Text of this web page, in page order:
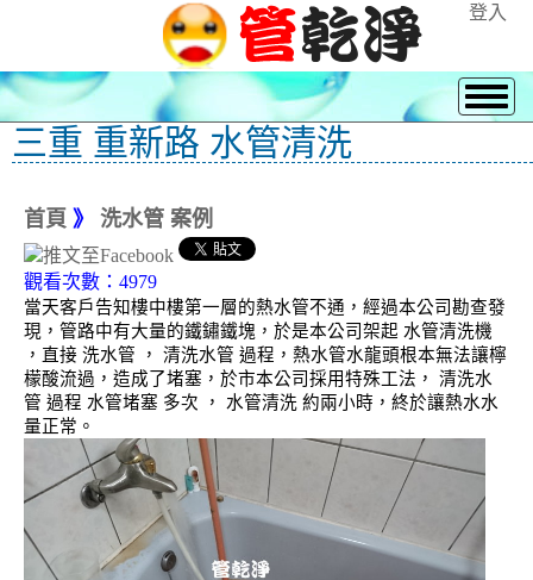
登入
三重 重新路 水管清洗
首頁 》 洗水管 案例
觀看次數：4979
當天客戶告知樓中樓第一層的熱水管不通，經過本公司勘查發
現，管路中有大量的鐵鏽鐵塊，於是本公司架起 水管清洗機
，直接 洗水管 ， 清洗水管 過程，熱水管水龍頭根本無法讓檸
檬酸流過，造成了堵塞，於市本公司採用特殊工法， 清洗水
管 過程 水管堵塞 多次 ， 水管清洗 約兩小時，終於讓熱水水
量正常。